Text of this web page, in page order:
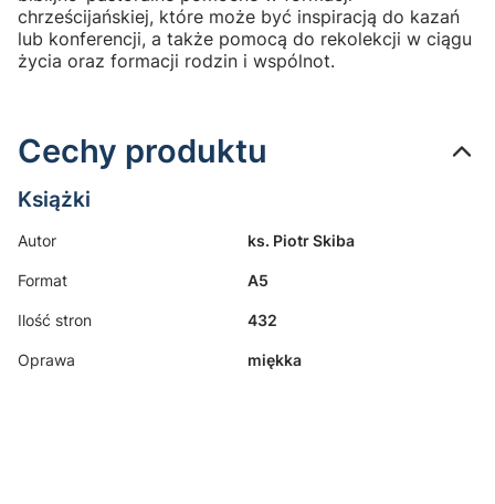
chrześcijańskiej, które może być inspiracją do kazań
lub konferencji, a także pomocą do rekolekcji w ciągu
życia oraz formacji rodzin i wspólnot.
Cechy produktu
Książki
Autor ks. Piotr Skiba
Format A5
Ilość stron 432
Oprawa miękka